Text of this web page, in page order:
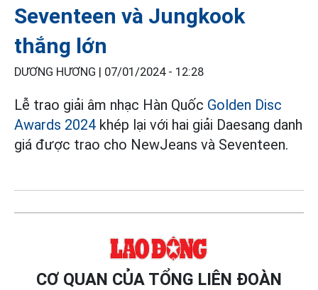
Seventeen và Jungkook
thắng lớn
DƯƠNG HƯƠNG | 07/01/2024 - 12:28
Lễ trao giải âm nhạc Hàn Quốc Golden Disc
Awards 2024 khép lại với hai giải Daesang danh
giá được trao cho NewJeans và Seventeen.
CƠ QUAN CỦA TỔNG LIÊN ĐOÀN